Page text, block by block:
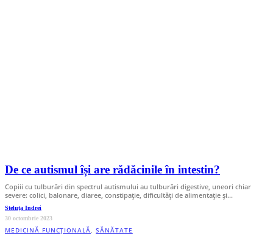
De ce autismul își are rădăcinile în intestin?
Copiii cu tulburări din spectrul autismului au tulburări digestive, uneori chiar
severe: colici, balonare, diaree, constipație, dificultăți de alimentație și…
Steluța Indrei
30 octombrie 2023
MEDICINĂ FUNCȚIONALĂ,SĂNĂTATE